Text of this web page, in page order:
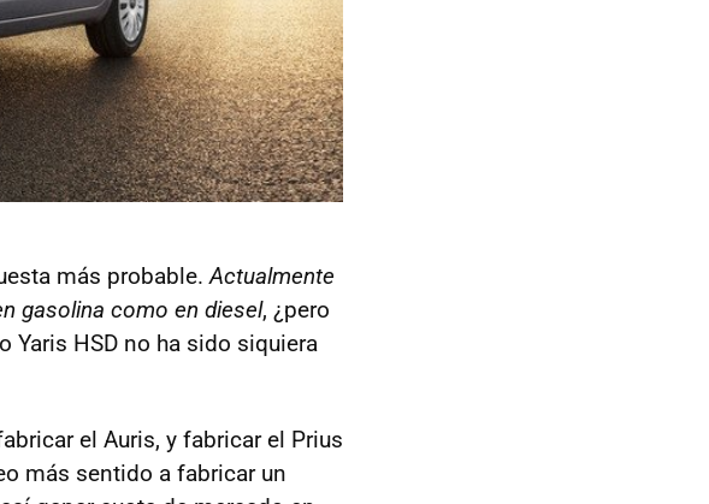
más probable. Actualmente
gasolina como en diesel, ¿pero
Yaris HSD no ha sido siquiera
el Auris, y fabricar el Prius
más sentido a fabricar un